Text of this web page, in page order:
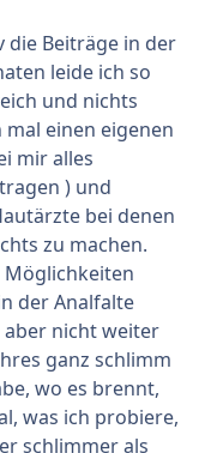
die Beiträge in der
leide ich so
und nichts
einen eigenen
mir alles
) und
bei denen
zu machen.
Möglichkeiten
der Analfalte
aber nicht weiter
ganz schlimm
wo es brennt,
was ich probiere,
schlimmer als